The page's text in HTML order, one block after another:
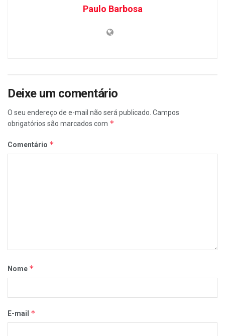
Paulo Barbosa
Deixe um comentário
O seu endereço de e-mail não será publicado. Campos
obrigatórios são marcados com *
Comentário *
Nome *
E-mail *